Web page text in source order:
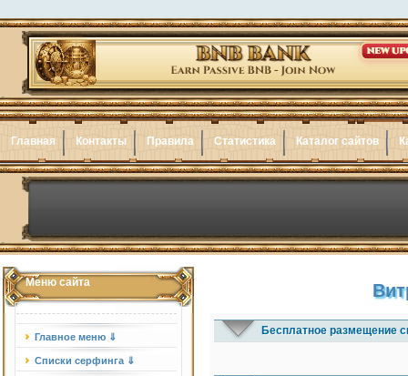
Главная Контакты Правила Статистика Каталог сайтов
Меню сайта
Главное меню ⇓
Списки серфинга ⇓
Бесплатное размещение